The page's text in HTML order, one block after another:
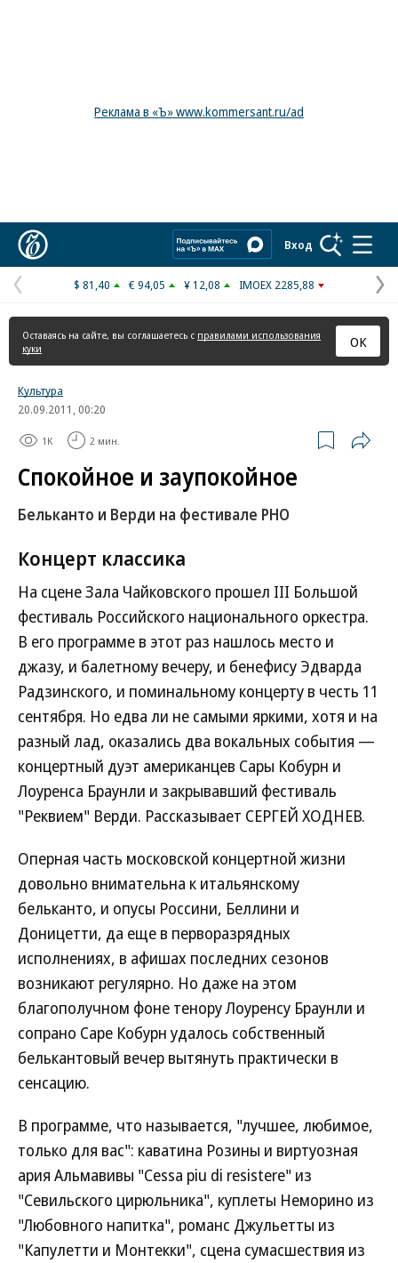
Реклама в «Ъ» www.kommersant.ru/ad
Вход
Предыдущая
страница
$ 81,40 € 94,05 ¥ 12,08 IMOEX 2285,88
Оставаясь на сайте, вы соглашаетесь с правилами использования
куки
ОК
Культура
20.09.2011, 00:20
1K 2 мин.
Спокойное и заупокойное
Бельканто и Верди на фестивале РНО
Концерт классика
На сцене Зала Чайковского прошел III Большой
фестиваль Российского национального оркестра.
В его программе в этот раз нашлось место и
джазу, и балетному вечеру, и бенефису Эдварда
Радзинского, и поминальному концерту в честь 11
сентября. Но едва ли не самыми яркими, хотя и на
разный лад, оказались два вокальных события —
концертный дуэт американцев Сары Кобурн и
Лоуренса Браунли и закрывавший фестиваль
"Реквием" Верди. Рассказывает СЕРГЕЙ ХОДНЕВ.
Оперная часть московской концертной жизни
довольно внимательна к итальянскому
бельканто, и опусы Россини, Беллини и
Доницетти, да еще в перворазрядных
исполнениях, в афишах последних сезонов
возникают регулярно. Но даже на этом
благополучном фоне тенору Лоуренсу Браунли и
сопрано Саре Кобурн удалось собственный
белькантовый вечер вытянуть практически в
сенсацию.
В программе, что называется, "лучшее, любимое,
только для вас": каватина Розины и виртуозная
ария Альмавивы "Cessa piu di resistere" из
"Севильского цирюльника", куплеты Неморино из
"Любовного напитка", романс Джульетты из
"Капулетти и Монтекки", сцена сумасшествия из